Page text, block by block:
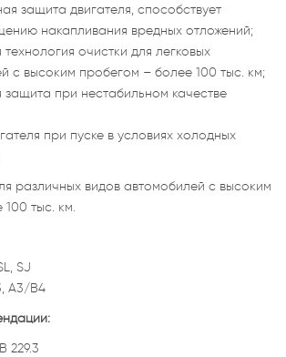
защита двигателя, способствует
накапливания вредных отложений;
очистки для легковых
с высоким пробегом – более 100 тыс. км;
защита при нестабильном качестве
при пуске в условиях холодных
различных видов автомобилей с высоким
тыс. км.
SJ
A3/B4
229.3